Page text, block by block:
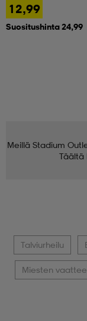
12,99
Suositushinta 24,99
Meillä Stadium
Täältä
Talviurheilu
Miesten